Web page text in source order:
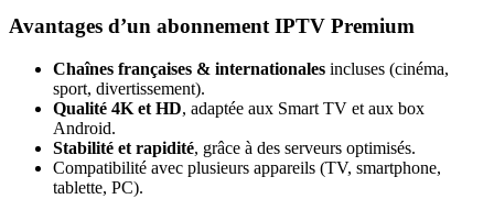
Avantages d’un abonnement IPTV Premium
Chaînes françaises & internationales incluses (cinéma,
sport, divertissement).
Qualité 4K et HD, adaptée aux Smart TV et aux box
Android.
Stabilité et rapidité, grâce à des serveurs optimisés.
Compatibilité avec plusieurs appareils (TV, smartphone,
tablette, PC).